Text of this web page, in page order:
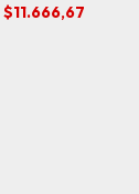
$11.666,67